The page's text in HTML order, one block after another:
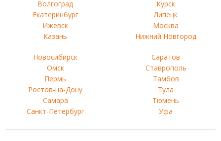
Волгоград
Екатеринбург
Ижевск
Казань
Курск
Липецк
Москва
Нижний Новгород
Новосибирск
Омск
Пермь
Ростов-на-Дону
Самара
Санкт-Петербург
Саратов
Ставрополь
Тамбов
Тула
Тюмень
Уфа